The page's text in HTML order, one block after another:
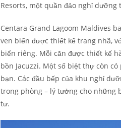
Resorts, một quần đảo nghỉ dưỡng
Centara Grand Lagoom Maldives
ven biển được thiết kế trang nhã,
biển riêng. Mỗi căn được thiết kế
bồn Jacuzzi. Một số biệt thự còn
bạn. Các đầu bếp của khu nghỉ
trong phòng – lý tưởng cho những
tư.